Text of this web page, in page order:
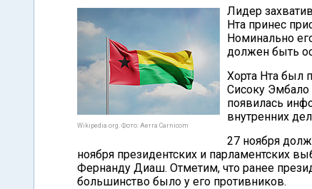
Wikipedia.org. Фото: Aerra Carnicom
Лидер
Нта принес
Номинально
должен быть
Хорта Нта был
Сисоку Эмбало
появилась
внутренних
27 ноября
ноября президентских и парламентских
Фернанду Диаш. Отметим, что ранее
большинство было у его противников.